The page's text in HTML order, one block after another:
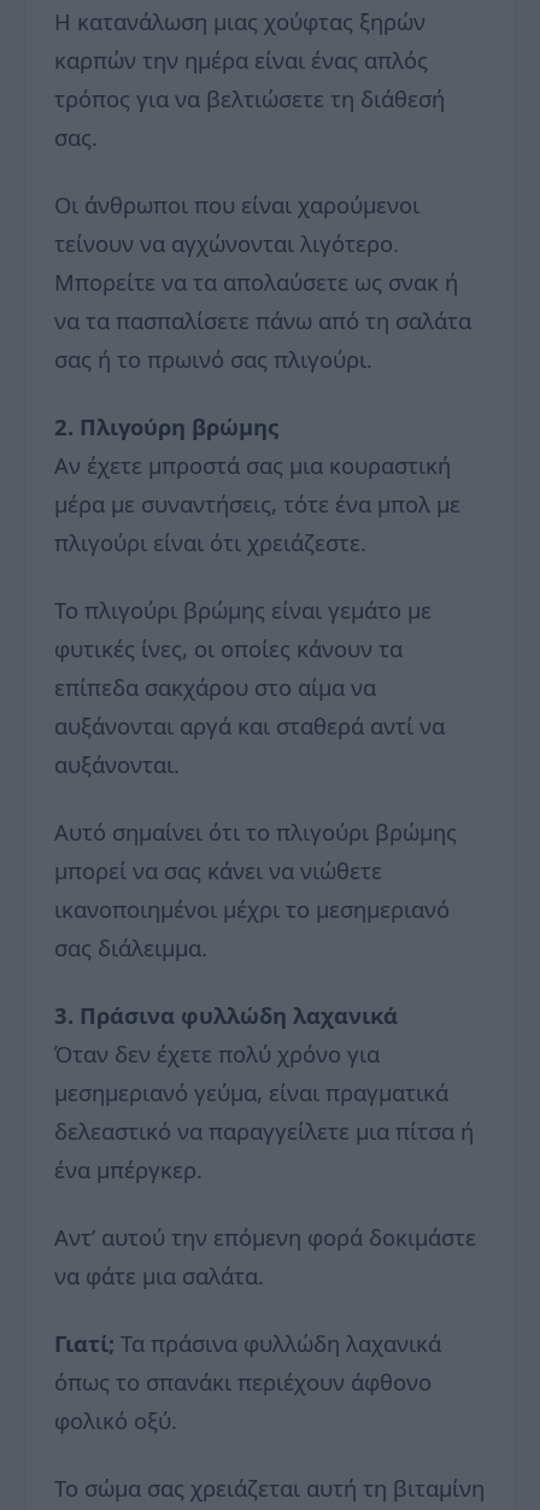
Η κατανάλωση μιας χούφτας ξηρών
καρπών την ημέρα είναι ένας απλός
τρόπος για να βελτιώσετε τη διάθεσή
σας.
Οι άνθρωποι που είναι χαρούμενοι
τείνουν να αγχώνονται λιγότερο.
Μπορείτε να τα απολαύσετε ως σνακ ή
να τα πασπαλίσετε πάνω από τη σαλάτα
σας ή το πρωινό σας πλιγούρι.
2. Πλιγούρη βρώμης
Αν έχετε μπροστά σας μια κουραστική
μέρα με συναντήσεις, τότε ένα μπολ με
πλιγούρι είναι ότι χρειάζεστε.
Το πλιγούρι βρώμης είναι γεμάτο με
φυτικές ίνες, οι οποίες κάνουν τα
επίπεδα σακχάρου στο αίμα να
αυξάνονται αργά και σταθερά αντί να
αυξάνονται.
Αυτό σημαίνει ότι το πλιγούρι βρώμης
μπορεί να σας κάνει να νιώθετε
ικανοποιημένοι μέχρι το μεσημεριανό
σας διάλειμμα.
3. Πράσινα φυλλώδη λαχανικά
Όταν δεν έχετε πολύ χρόνο για
μεσημεριανό γεύμα, είναι πραγματικά
δελεαστικό να παραγγείλετε μια πίτσα ή
ένα μπέργκερ.
Αντ’ αυτού την επόμενη φορά δοκιμάστε
να φάτε μια σαλάτα.
Γιατί; Τα πράσινα φυλλώδη λαχανικά
όπως το σπανάκι περιέχουν άφθονο
φολικό οξύ.
Το σώμα σας χρειάζεται αυτή τη βιταμίνη